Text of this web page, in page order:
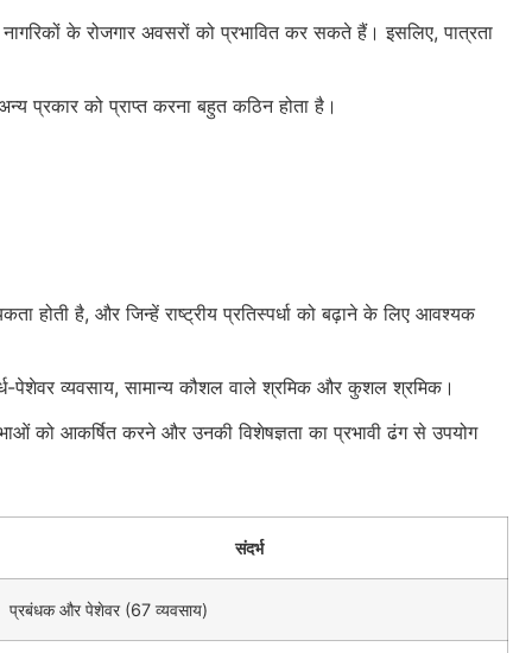
के रोजगार अवसरों को प्रभावित कर सकते हैं। इसलिए, पात्रता
प्रकार को प्राप्त करना बहुत कठिन होता है।
होती है, और जिन्हें राष्ट्रीय प्रतिस्पर्धा को बढ़ाने के लिए आवश्यक
पेशेवर व्यवसाय, सामान्य कौशल वाले श्रमिक और कुशल श्रमिक।
को आकर्षित करने और उनकी विशेषज्ञता का प्रभावी ढंग से उपयोग
संदर्भ
प्रबंधक और पेशेवर (67 व्यवसाय)